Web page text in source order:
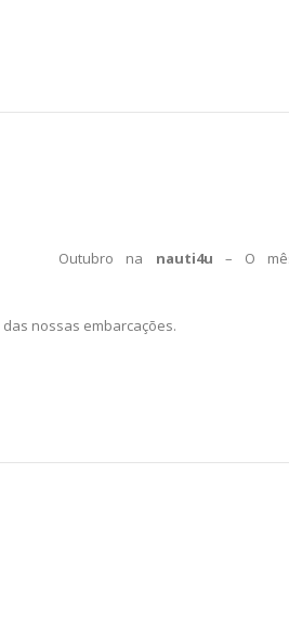
Outubro na nauti4u – O
das nossas embarcações.